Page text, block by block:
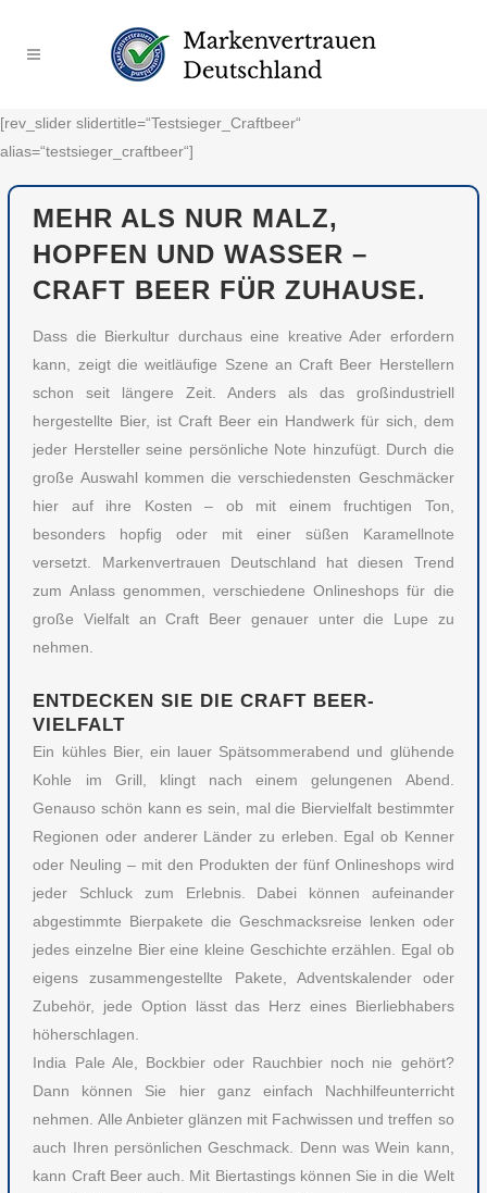
[rev_slider slidertitle=“Testsieger_Craftbeer“
alias=“testsieger_craftbeer“]
MEHR ALS NUR MALZ,
HOPFEN UND WASSER –
CRAFT BEER FÜR ZUHAUSE.
Dass die Bierkultur durchaus eine kreative Ader erfordern
kann, zeigt die weitläufige Szene an Craft Beer Herstellern
schon seit längere Zeit. Anders als das großindustriell
hergestellte Bier, ist Craft Beer ein Handwerk für sich, dem
jeder Hersteller seine persönliche Note hinzufügt. Durch die
große Auswahl kommen die verschiedensten Geschmäcker
hier auf ihre Kosten – ob mit einem fruchtigen Ton,
besonders hopfig oder mit einer süßen Karamellnote
versetzt. Markenvertrauen Deutschland hat diesen Trend
zum Anlass genommen, verschiedene Onlineshops für die
große Vielfalt an Craft Beer genauer unter die Lupe zu
nehmen.
ENTDECKEN SIE DIE CRAFT BEER-
VIELFALT
Ein kühles Bier, ein lauer Spätsommerabend und glühende
Kohle im Grill, klingt nach einem gelungenen Abend.
Genauso schön kann es sein, mal die Biervielfalt bestimmter
Regionen oder anderer Länder zu erleben. Egal ob Kenner
oder Neuling – mit den Produkten der fünf Onlineshops wird
jeder Schluck zum Erlebnis. Dabei können aufeinander
abgestimmte Bierpakete die Geschmacksreise lenken oder
jedes einzelne Bier eine kleine Geschichte erzählen. Egal ob
eigens zusammengestellte Pakete, Adventskalender oder
Zubehör, jede Option lässt das Herz eines Bierliebhabers
höherschlagen.
India Pale Ale, Bockbier oder Rauchbier noch nie gehört?
Dann können Sie hier ganz einfach Nachhilfeunterricht
nehmen. Alle Anbieter glänzen mit Fachwissen und treffen so
auch Ihren persönlichen Geschmack. Denn was Wein kann,
kann Craft Beer auch. Mit Biertastings können Sie in die Welt